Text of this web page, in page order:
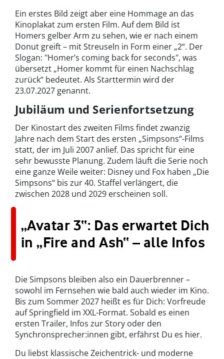
Ein erstes Bild zeigt aber eine Hommage an das
Kinoplakat zum ersten Film. Auf dem Bild ist
Homers gelber Arm zu sehen, wie er nach einem
Donut greift – mit Streuseln in Form einer „2“. Der
Slogan: "Homer’s coming back for seconds", was
übersetzt „Homer kommt für einen Nachschlag
zurück“ bedeutet. Als Starttermin wird der
23.07.2027 genannt.
Jubiläum und Serienfortsetzung
Der Kinostart des zweiten Films findet zwanzig
Jahre nach dem Start des ersten „Simpsons“-Films
statt, der im Juli 2007 anlief. Das spricht für eine
sehr bewusste Planung. Zudem läuft die Serie noch
eine ganze Weile weiter: Disney und Fox haben „Die
Simpsons“ bis zur 40. Staffel verlängert, die
zwischen 2028 und 2029 erscheinen soll.
„Avatar 3“: Das erwartet Dich
in „Fire and Ash“ – alle Infos
Die Simpsons bleiben also ein Dauerbrenner –
sowohl im Fernsehen wie bald auch wieder im Kino.
Bis zum Sommer 2027 heißt es für Dich: Vorfreude
auf Springfield im XXL-Format. Sobald es einen
ersten Trailer, Infos zur Story oder den
Synchronsprecher:innen gibt, erfährst Du es hier.
Du liebst klassische Zeichentrick- und moderne